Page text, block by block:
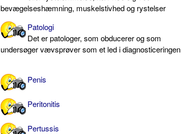
bevægelseshæmning, muskelstivhed og rystelser
Patologi
Det er patologer, som obducerer og som
undersøger vævsprøver som et led i diagnosticeringen
Penis
Peritonitis
Pertussis